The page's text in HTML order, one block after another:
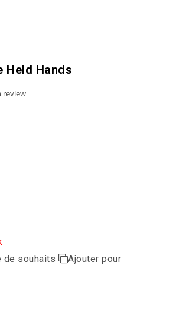
Held Hands
review
de souhaits
Ajouter pour